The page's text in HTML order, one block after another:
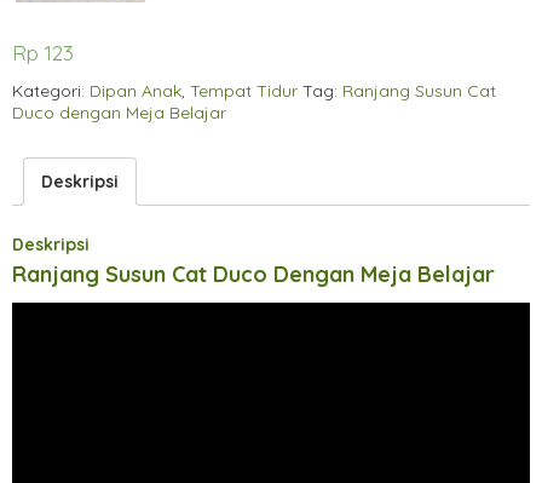
Rp 123
Kategori: Dipan Anak, Tempat Tidur Tag: Ranjang Susun Cat
Duco dengan Meja Belajar
Deskripsi
Deskripsi
Ranjang Susun Cat Duco Dengan Meja Belajar